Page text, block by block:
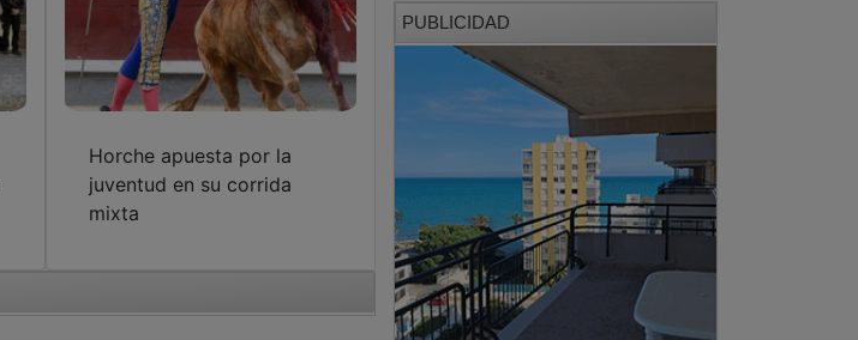
Horche apuesta por la
juventud en su corrida
mixta
PUBLICIDAD